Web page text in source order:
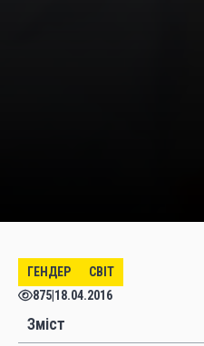
ГЕНДЕР
СВІТ
875 18.04.2016
Зміст